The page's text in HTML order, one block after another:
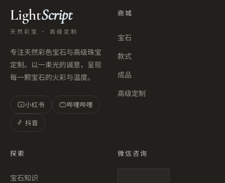
LightScript
天然彩宝 · 高级定制
专注天然彩色宝石与高级珠宝
定制。以一束光的诚意，呈现
每一颗宝石的火彩与温度。
小 小红书
哔哩哔哩
抖音
商城
宝石
款式
成品
高级定制
探索
宝石知识
微信咨询